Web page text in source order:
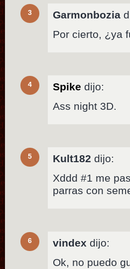
3 Garmonbozia
Por cierto, ¿ya
4 Spike dijo:
Ass night 3D.
5 Kult182 dijo:
Xddd #1 me
parras con
6 vindex dijo:
Ok, no puedo